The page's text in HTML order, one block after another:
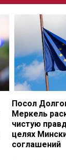
Посол
Меркель
чистую
целях
соглашений